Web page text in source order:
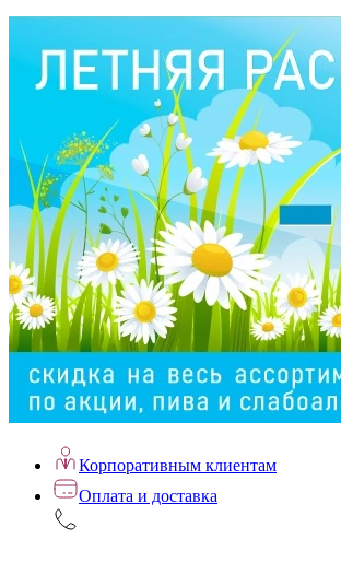
Корпоративным клиентам
Оплата и доставка